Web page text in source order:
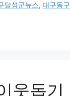
달성군뉴스,대구동
웃돕